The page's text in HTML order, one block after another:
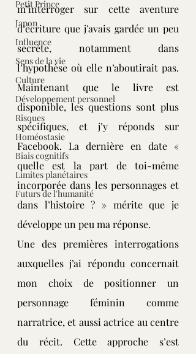
Petit Prince
Japon
Influence
Sens de la vie
Culture
Développement personnel
Risques
Homéostasie
Biais cognitifs
Limites planétaires
Futurs de l'humanité
m’interroger sur cette aventure
d’écriture que j’avais gardée un peu
secrète, notamment dans
l’hypothèse où elle n’aboutirait pas.
Maintenant que le livre est
disponible, les questions sont plus
spécifiques, et j’y réponds sur
Facebook. La dernière en date «
quelle est la part de toi-même
incorporée dans les personnages et
dans l’histoire ? » mérite que je
développe un peu ma réponse.
Une des premières interrogations
auxquelles j’ai répondu concernait
mon choix de positionner un
personnage féminin comme
narratrice, et aussi actrice au centre
du récit. Cette approche s’est